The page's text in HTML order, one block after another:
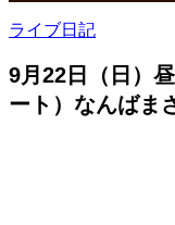
ライブ日記
9月22日（日）
ート）なんばま